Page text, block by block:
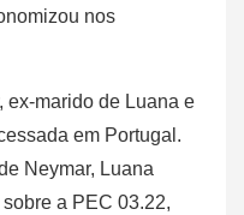
nos
ex-marido de Luana e
em Portugal.
Neymar, Luana
a PEC 03.22,